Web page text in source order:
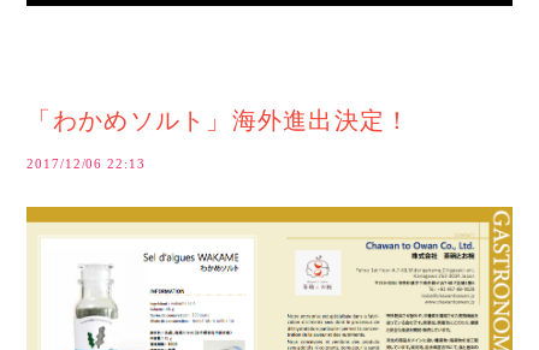
「わかめソルト」海外進出決定！
2017/12/06 22:13